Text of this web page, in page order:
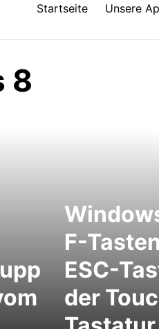
Startseite Unsere
8
F-
ESC-
der